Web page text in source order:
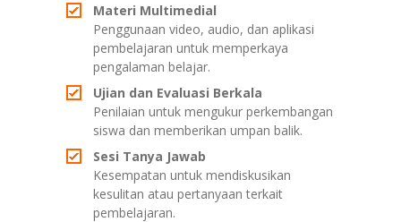
Materi Multimedial
Penggunaan video, audio, dan aplikasi
pembelajaran untuk memperkaya
pengalaman belajar.
Ujian dan Evaluasi Berkala
Penilaian untuk mengukur perkembangan
siswa dan memberikan umpan balik.
Sesi Tanya Jawab
Kesempatan untuk mendiskusikan
kesulitan atau pertanyaan terkait
pembelajaran.